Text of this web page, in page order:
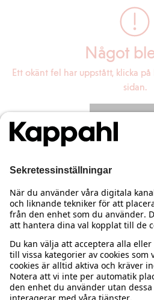
Något
Ett okänt fel har uppstått, klicka
sidan.